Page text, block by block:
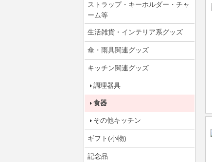
ストラップ・キーホルダー・チャ
ーム等
生活雑貨・インテリア系グッズ
傘・雨具関連グッズ
キッチン関連グッズ
調理器具
食器
その他キッチン
ギフト(小物)
記念品